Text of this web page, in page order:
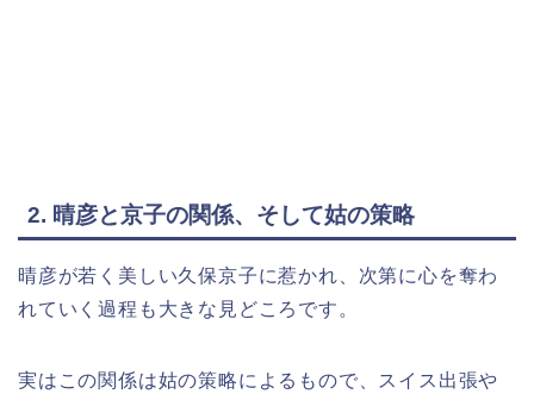
2. 晴彦と京子の関係、そして姑の策略
晴彦が若く美しい久保京子に惹かれ、次第に心を奪わ
れていく過程も大きな見どころです。
実はこの関係は姑の策略によるもので、スイス出張や